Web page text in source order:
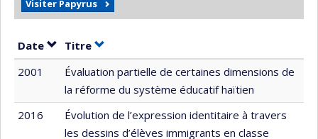
Visiter Papyrus
Date Trier par date en ordre croissant
Titre Trier par titre en ordre croissant
2001
Évaluation partielle de certaines dimensions de
la réforme du système éducatif haïtien
2016
Évolution de l’expression identitaire à travers
les dessins d’élèves immigrants en classe